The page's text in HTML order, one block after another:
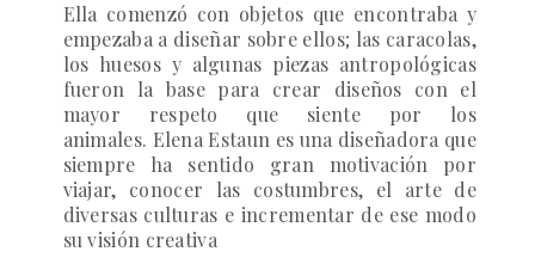
Ella comenzó con objetos que encontraba y
empezaba a diseñar sobre ellos; las caracolas,
los huesos y algunas piezas antropológicas
fueron la base para crear diseños con el
mayor respeto que siente por los
animales. Elena Estaun es una diseñadora que
siempre ha sentido gran motivación por
viajar, conocer las costumbres, el arte de
diversas culturas e incrementar de ese modo
su visión creativa